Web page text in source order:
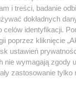
i treści, badanie
dokładnych
identyfikacji.
poprzez kliknięcie
ustawień
nie wymagają zgody
zastosowanie tylko